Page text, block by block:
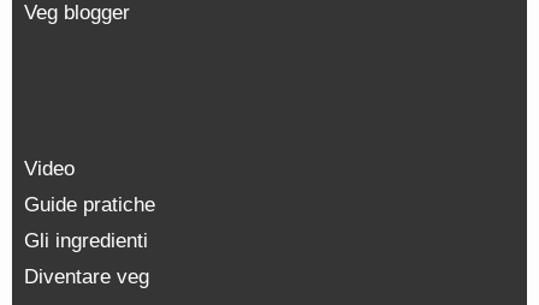
Veg blogger
Video
Guide pratiche
Gli ingredienti
Diventare veg